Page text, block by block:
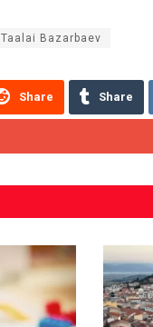
Taalai Bazarbaev
Share Share